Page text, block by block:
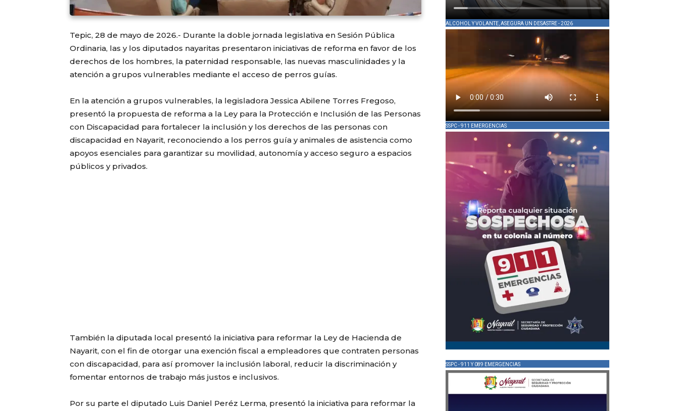
Tepic, 28 de mayo de 2026.- Durante la doble jornada legislativa en Sesión Pública
Ordinaria, las y los diputados nayaritas presentaron iniciativas de reforma en favor de los
derechos de los hombres, la paternidad responsable, las nuevas masculinidades y la
atención a grupos vulnerables mediante el acceso de perros guías.
En la atención a grupos vulnerables, la legisladora Jessica Abilene Torres Fregoso,
presentó la propuesta de reforma a la Ley para la Protección e Inclusión de las Personas
con Discapacidad para fortalecer la inclusión y los derechos de las personas con
discapacidad en Nayarit, reconociendo a los perros guía y animales de asistencia como
apoyos esenciales para garantizar su movilidad, autonomía y acceso seguro a espacios
públicos y privados.
También la diputada local presentó la iniciativa para reformar la Ley de Hacienda de
Nayarit, con el fin de otorgar una exención fiscal a empleadores que contraten personas
con discapacidad, para así promover la inclusión laboral, reducir la discriminación y
fomentar entornos de trabajo más justos e inclusivos.
Por su parte el diputado Luis Daniel Peréz Lerma, presentó la iniciativa para reformar la
ALCOHOL Y VOLANTE, ASEGURA UN DESASTRE - 2026
SSPC - 911 EMERGENCIAS
SSPC - 911 Y 089 EMERGENCIAS